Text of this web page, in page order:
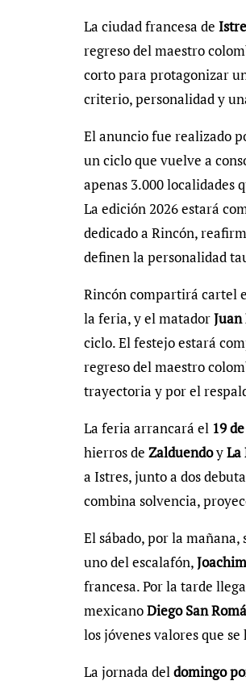
La ciudad francesa de
regreso del maestro
corto para protagonizar
criterio, personalidad y
El anuncio fue realizado
un ciclo que vuelve a
apenas 3.000 localidades
La edición 2026 estará
dedicado a Rincón,
definen la personalidad
Rincón compartirá cartel
la feria, y el matadorJuan
ciclo. El festejo estará
regreso del maestro
trayectoria y por el
La feria arrancará el 19
hierros de ZalduendoyLa
a Istres, junto a dos
combina solvencia,
El sábado, por la mañana,
uno del escalafón,
francesa. Por la tarde
mexicanoDiego San
los jóvenes valores que
La jornada deldomingo